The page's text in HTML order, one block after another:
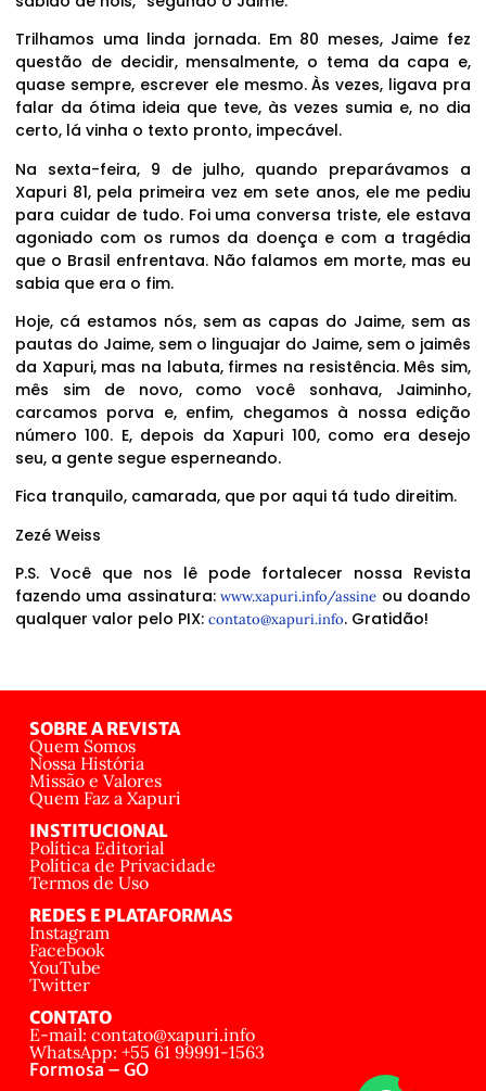
Trilhamos uma linda jornada. Em 80 meses, Jaime fez
questão de decidir, mensalmente, o tema da capa e,
quase sempre, escrever ele mesmo. Às vezes, ligava pra
falar da ótima ideia que teve, às vezes sumia e, no dia
certo, lá vinha o texto pronto, impecável.
Na sexta-feira, 9 de julho, quando preparávamos a
Xapuri 81, pela primeira vez em sete anos, ele me pediu
para cuidar de tudo. Foi uma conversa triste, ele estava
agoniado com os rumos da doença e com a tragédia
que o Brasil enfrentava. Não falamos em morte, mas eu
sabia que era o fim.
Hoje, cá estamos nós, sem as capas do Jaime, sem as
pautas do Jaime, sem o linguajar do Jaime, sem o jaimês
da Xapuri, mas na labuta, firmes na resistência. Mês sim,
mês sim de novo, como você sonhava, Jaiminho,
carcamos porva e, enfim, chegamos à nossa edição
número 100. E, depois da Xapuri 100, como era desejo
seu, a gente segue esperneando.
Fica tranquilo, camarada, que por aqui tá tudo direitim.
Zezé Weiss
P.S. Você que nos lê pode fortalecer nossa Revista
fazendo uma assinatura:www.xapuri.info/assine ou doando
qualquer valor pelo PIX: contato@xapuri.info. Gratidão!
SOBRE A REVISTA
Quem Somos
Nossa História
Missão e Valores
Quem Faz a Xapuri
INSTITUCIONAL
Política Editorial
Política de Privacidade
Termos de Uso
REDES E PLATAFORMAS
Instagram
Facebook
YouTube
Twitter
CONTATO
E-mail: contato@xapuri.info
WhatsApp: +55 61 99991-1563
Formosa – GO